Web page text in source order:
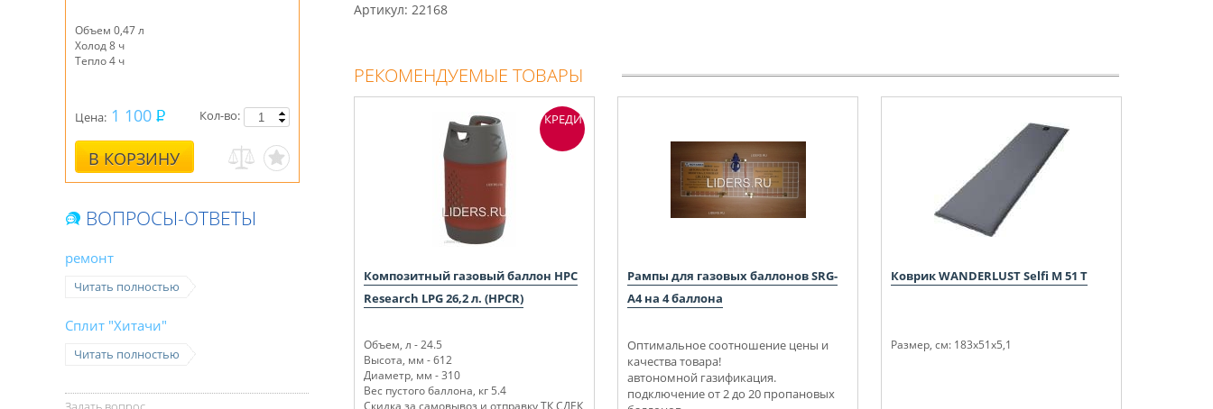
Объем 0,47 л
Холод 8 ч
Тепло 4 ч
Цена: 1 100
В КОРЗИНУ
Кол-во:
ВОПРОСЫ-ОТВЕТЫ
ремонт
Читать полностью
Сплит "Хитачи"
Читать полностью
Артикул: 22168
РЕКОМЕНДУЕМЫЕ ТОВАРЫ
Композитный газовый баллон HPC
Research LPG 26,2 л. (HPCR)
Объем, л - 24.5
Высота, мм - 612
Диаметр, мм - 310
Вес пустого баллона, кг 5.4
Скидка за самовывоз и отправку ТК СДЕК
КРЕДИТ
Рампы для газовых баллонов SRG-
А4 на 4 баллона
Оптимальное соотношение цены и
качества товара!
автономной газификация.
подключение от 2 до 20 пропановых
Коврик WANDERLUST Selfi M 51 T
Размер, см: 183x51x5,1